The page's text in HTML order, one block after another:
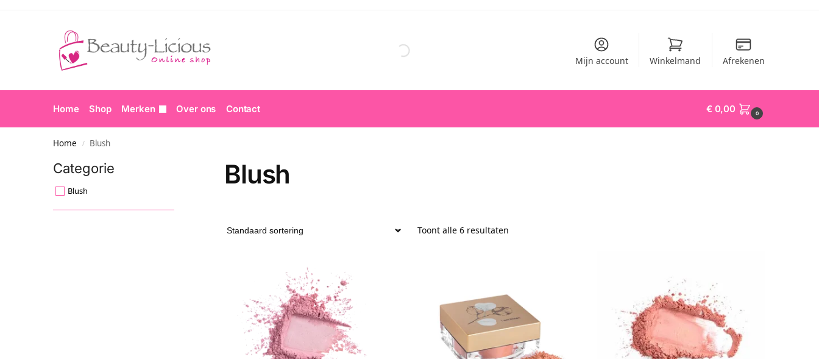
Mijn account Winkelmand Afrekenen
Home Shop Merken Over ons Contact € 0,00 0
Home / Blush
Blush
Toont alle 6 resultaten
Categorie
Blush